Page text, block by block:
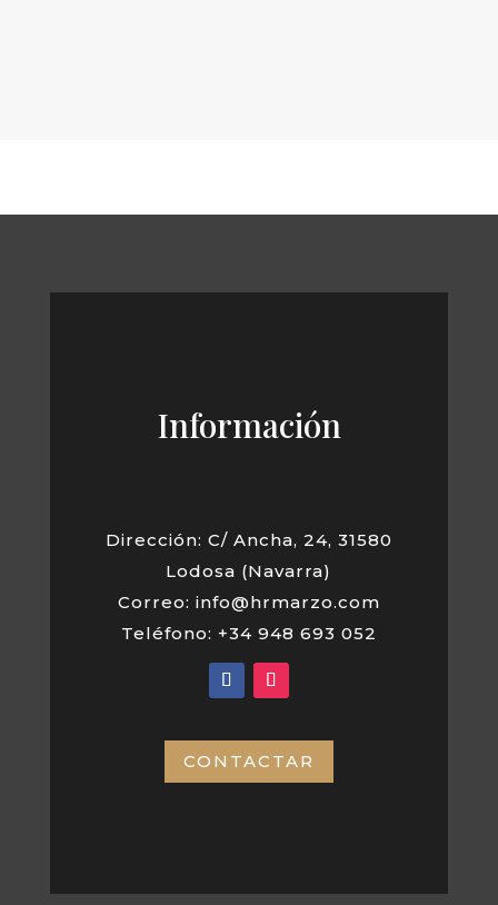
Información
Dirección: C/ Ancha, 24, 31580
Lodosa (Navarra)
Correo: info@hrmarzo.com
Teléfono: +34 948 693 052
CONTACTAR